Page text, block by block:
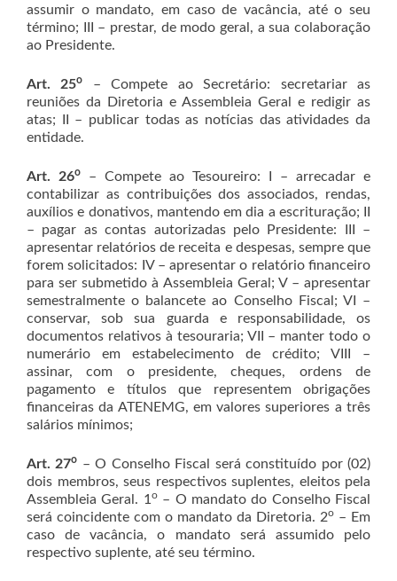
assumir o mandato, em caso de vacância, até o seu
término; III – prestar, de modo geral, a sua colaboração
ao Presidente.
Art. 25o
– Compete ao Secretário: secretariar as
reuniões da Diretoria e Assembleia Geral e redigir as
atas; II – publicar todas as notícias das atividades da
entidade.
Art. 26o
– Compete ao Tesoureiro: I – arrecadar e
contabilizar as contribuições dos associados, rendas,
auxílios e donativos, mantendo em dia a escrituração; II
– pagar as contas autorizadas pelo Presidente: III –
apresentar relatórios de receita e despesas, sempre que
forem solicitados: IV – apresentar o relatório financeiro
para ser submetido à Assembleia Geral; V – apresentar
semestralmente o balancete ao Conselho Fiscal; VI –
conservar, sob sua guarda e responsabilidade, os
documentos relativos à tesouraria; VII – manter todo o
numerário em estabelecimento de crédito; VIII –
assinar, com o presidente, cheques, ordens de
pagamento e títulos que representem obrigações
financeiras da ATENEMG, em valores superiores a três
salários mínimos;
Art. 27o – O Conselho Fiscal será constituído por (02)
dois membros, seus respectivos suplentes, eleitos pela
Assembleia Geral. 1 o– O mandato do Conselho Fiscal
será coincidente com o mandato da Diretoria. 2o – Em
caso de vacância, o mandato será assumido pelo
respectivo suplente, até seu término.